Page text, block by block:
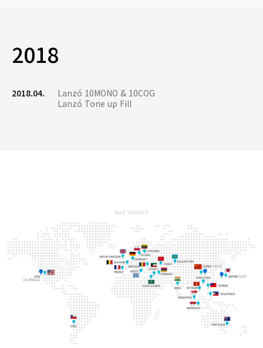
2018
2018.04.
Lanzó 10MONO & 10COG
Lanzó Tone up Fill